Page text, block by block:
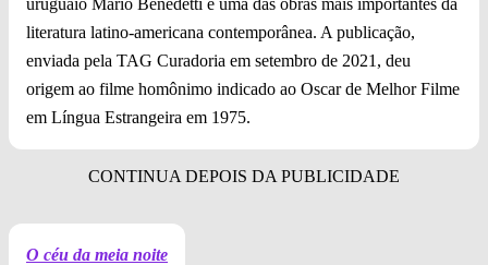
literatura latino-americana contemporânea. A publicação,
enviada pela TAG Curadoria em setembro de 2021, deu
origem ao filme homônimo indicado ao Oscar de Melhor Filme
em Língua Estrangeira em 1975.
O céu da meia noite